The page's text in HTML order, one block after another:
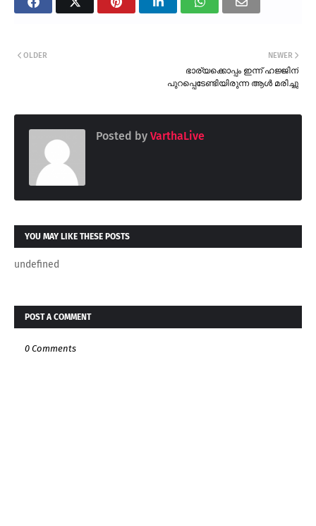
NEWER
ഭാര്യക്കൊപ്പം ഇന്ന് ഹജ്ജിന്
പുറപ്പെടേണ്ടിയിരുന്ന ആൾ മരിച്ചു
OLDER
Posted by VarthaLive
YOU MAY LIKE THESE POSTS
undefined
POST A COMMENT
0 Comments